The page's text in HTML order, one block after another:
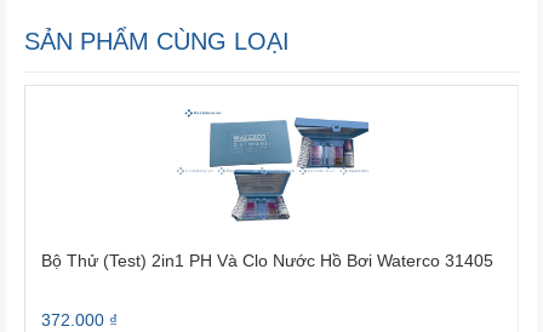
SẢN PHẨM CÙNG LOẠI
Bộ Thử (Test) 2in1 PH Và Clo Nước Hồ Bơi Waterco 31405
372.000 ₫